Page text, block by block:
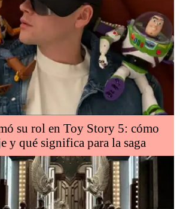
su rol en Toy Story 5: cómo
y qué significa para la saga